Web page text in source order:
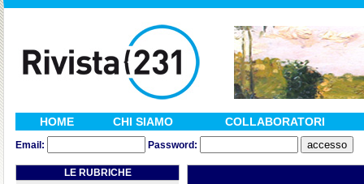
HOME CHI SIAMO COLLABORATORI
Email: Password:
LE RUBRICHE